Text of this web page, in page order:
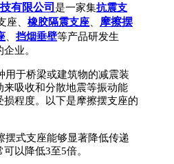
有限公司 是一家集抗震支
座、 橡胶隔震支座
摩擦摆
挡烟垂壁等产品研发生
业。
用于桥梁或建筑物的减震装
来吸收和分散地震等振动能
程度。以下是摩擦摆支座的
摆式支座能够显著降低传递
以降低3至5倍。